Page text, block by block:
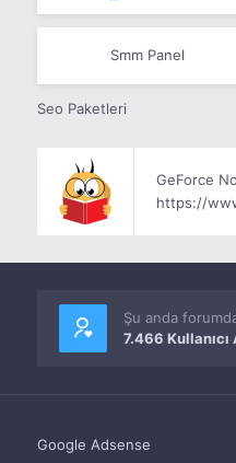
Smm Panel
Seo Paketleri
GeForce
https://
Şu anda
7.466
Google Adsense